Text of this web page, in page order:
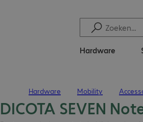
Hardware
Hardware Mobility
DICOTA SEVEN
€ 119,99